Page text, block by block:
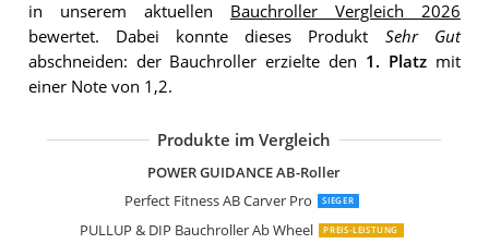
in unserem aktuellen Bauchroller Vergleich 2026
bewertet. Dabei konnte dieses Produkt Sehr Gut
abschneiden: der Bauchroller erzielte den 1. Platz mit
einer Note von 1,2.
Produkte im Vergleich
POWER GUIDANCE AB-Roller
Perfect Fitness AB Carver Pro
SIEGER
PULLUP & DIP Bauchroller Ab Wheel PREIS-LEISTUNG
UOPON Automatische Rebound-
Bnlei Bauchroller Bauchtrainer
Ultrasport AB-Roller
Readaeer Bauchmuskeltrainer mit
adidas Bewegungsrad Ab Wheel
buvyuotu Auto Rebound Bauchroller
Amonax Bauchroller bauchtrainer ab
Ultrasport AB-Roller
Everlast Ev2413Sl Duo Wheel